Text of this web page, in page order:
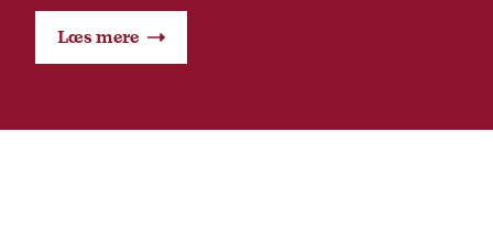
Læs mere